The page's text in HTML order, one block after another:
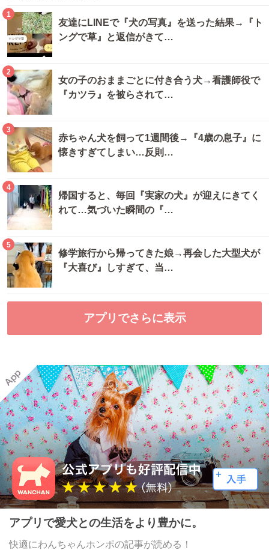
1
友達にLINEで『犬の写真』を送った結果→『ト
ングで草』と返信がきて…
2
女の子のおままごとに付き合う犬→看護師役で
『カツラ』を被らされて…
3
赤ちゃん犬を飼って1週間後→『4歳の息子』に
懐きすぎてしまい…反則…
4
帰国すると、毎回『実家の犬』が迎えにきてく
れて…気づいた瞬間の『…
5
修学旅行から帰ってきた娘→再会した大型犬が
『大喜び』しすぎて、当…
アプリでさらに表示
アプリで愛犬との生活をより豊かに。
快適にわんちゃんホンポの記事が読める！